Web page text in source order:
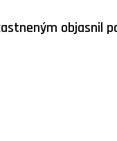
objasnil